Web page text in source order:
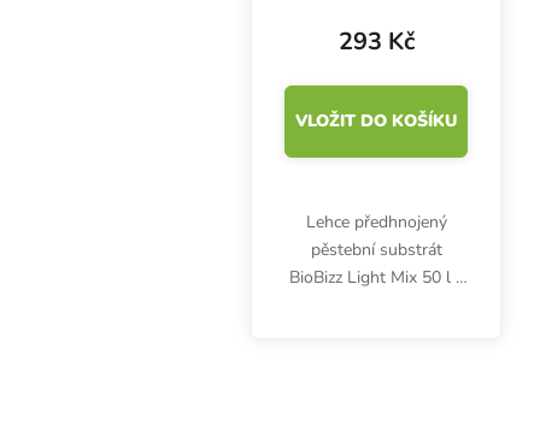
293 Kč
VLOŽIT DO KOŠÍKU
Lehce předhnojený
pěstební substrát
BioBizz Light Mix 50 l s